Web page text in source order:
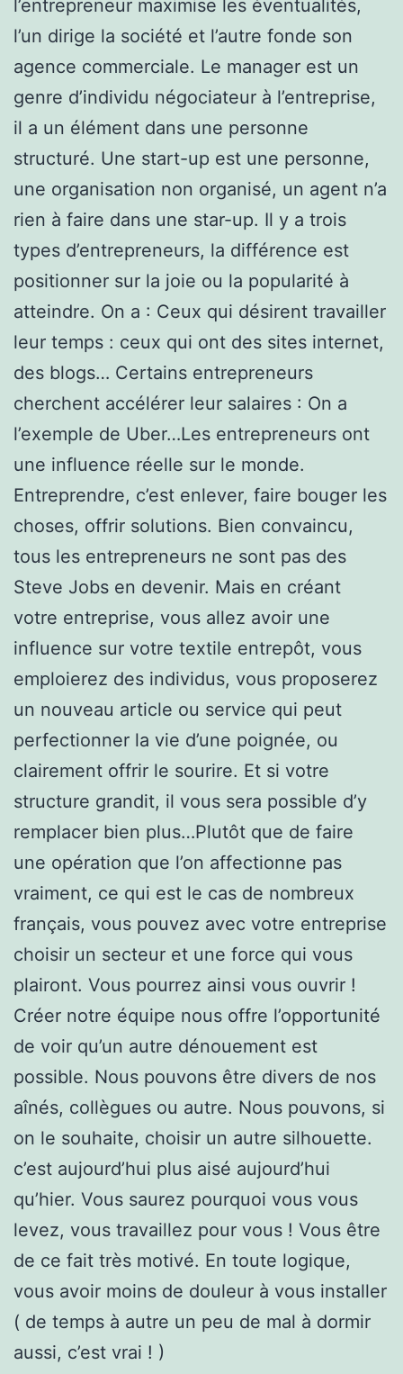
l’entrepreneur maximise les éventualités,
l’un dirige la société et l’autre fonde son
agence commerciale. Le manager est un
genre d’individu négociateur à l’entreprise,
il a un élément dans une personne
structuré. Une start-up est une personne,
une organisation non organisé, un agent n’a
rien à faire dans une star-up. Il y a trois
types d’entrepreneurs, la différence est
positionner sur la joie ou la popularité à
atteindre. On a : Ceux qui désirent travailler
leur temps : ceux qui ont des sites internet,
des blogs… Certains entrepreneurs
cherchent accélérer leur salaires : On a
l’exemple de Uber…Les entrepreneurs ont
une influence réelle sur le monde.
Entreprendre, c’est enlever, faire bouger les
choses, offrir solutions. Bien convaincu,
tous les entrepreneurs ne sont pas des
Steve Jobs en devenir. Mais en créant
votre entreprise, vous allez avoir une
influence sur votre textile entrepôt, vous
emploierez des individus, vous proposerez
un nouveau article ou service qui peut
perfectionner la vie d’une poignée, ou
clairement offrir le sourire. Et si votre
structure grandit, il vous sera possible d’y
remplacer bien plus…Plutôt que de faire
une opération que l’on affectionne pas
vraiment, ce qui est le cas de nombreux
français, vous pouvez avec votre entreprise
choisir un secteur et une force qui vous
plairont. Vous pourrez ainsi vous ouvrir !
Créer notre équipe nous offre l’opportunité
de voir qu’un autre dénouement est
possible. Nous pouvons être divers de nos
aînés, collègues ou autre. Nous pouvons, si
on le souhaite, choisir un autre silhouette.
c’est aujourd’hui plus aisé aujourd’hui
qu’hier. Vous saurez pourquoi vous vous
levez, vous travaillez pour vous ! Vous être
de ce fait très motivé. En toute logique,
vous avoir moins de douleur à vous installer
( de temps à autre un peu de mal à dormir
aussi, c’est vrai ! )